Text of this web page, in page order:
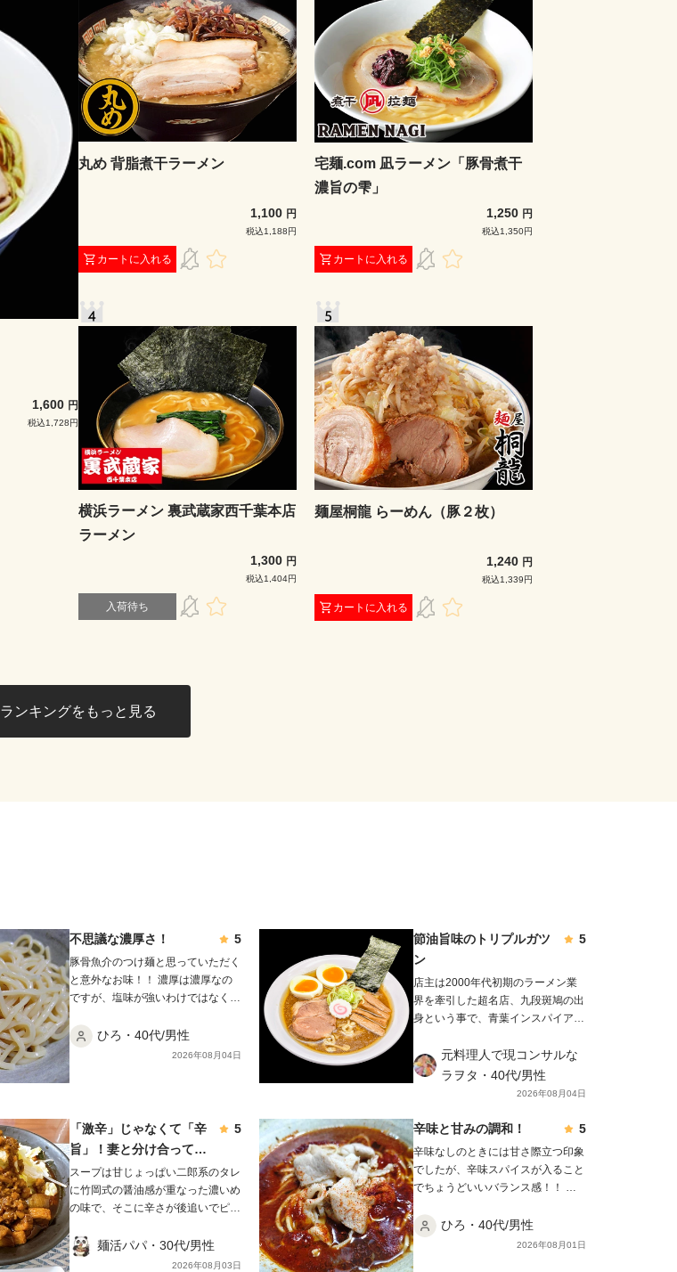
1,600 円
税込1,728円
丸め 背脂煮干ラーメン
1,100 円
税込1,188円
カートに入れる
宅麺.com 凪ラーメン「豚骨煮干
濃旨の雫」
1,250 円
税込1,350円
カートに入れる
横浜ラーメン 裏武蔵家西千葉本店
ラーメン
1,300 円
税込1,404円
入荷待ち
麺屋桐龍 らーめん（豚２枚）
1,240 円
税込1,339円
カートに入れる
ランキングをもっと見る
不思議な濃厚さ！ 5
豚骨魚介のつけ麺と思っていただく
と意外なお味！！ 濃厚は濃厚なの
ですが、塩味が強いわけではなく、
節感が強すぎるわけでもなく！ そ
して、麺はモチモチ！！ 濃厚さは
ありつつも、舌の縦方向に濃厚さを
感じるお味！ 感覚的な感想で申し
訳ございません！ ごちそう様でし
ひろ・40代/男性
2026年08月04日
節油旨味のトリプルガツ
ン
5
店主は2000年代初期のラーメン業
界を牽引した超名店、九段斑鳩の出
身という事で、青葉インスパイアの
して表れていますが、 麺武者の豚
骨魚介醤油ラーメンには動物と魚介
のバランス型である影武者らーめ
また私が行った時はあっさり煮干と
強調型のガツンらーめんというメニ
ューになります。 商品名の通り
濃厚節系白湯スープですが、適度な
ザラ感はあるもののドロついてはお
らず、見た目よりサラリとしてお
り、 たっぷりの鶏油と油膜が張る
元料理人で現コンサルな
ラヲタ・40代/男性
2026年08月04日
「激辛」じゃなくて「辛
旨」！妻と分け合って大
正解の一杯✨
5
スープは甘じょっぱい二郎系のタレ
に竹岡式の醤油感が重なった濃いめ
の味で、そこに辛さが後追いでピリ
ッと効いてきます。 「激辛」では
なく「辛旨」。旨味を壊さずに刺激
だけを足した絶妙なバランスでした
麺活パパ・30代/男性
2026年08月03日
辛味と甘みの調和！ 5
辛味なしのときには甘さ際立つ印象
でしたが、辛味スパイスが入ること
でちょうどいいバランス感！！ 焼
ごちそう様でした！！！
ひろ・40代/男性
2026年08月01日